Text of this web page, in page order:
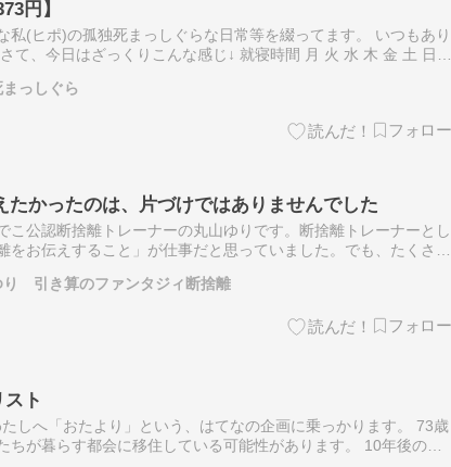
円】
私(ヒポ)の孤独死まっしぐらな日常等を綴ってます。 いつもあり
て、今日はざっくりこんな感じ↓ 就寝時間 月 火 水 木 金 土 日 3
っしぐら
かったのは、片づけではありませんでした
こ公認断捨離トレーナーの丸山ゆりです。断捨離トレーナーとし
をお伝えすること」が仕事だと思っていました。でも、たくさん
り 引き算のファンタジィ断捨離
ト
しへ「おたより」という、はてなの企画に乗っかります。 73歳
ちが暮らす都会に移住している可能性があります。 10年後のわ